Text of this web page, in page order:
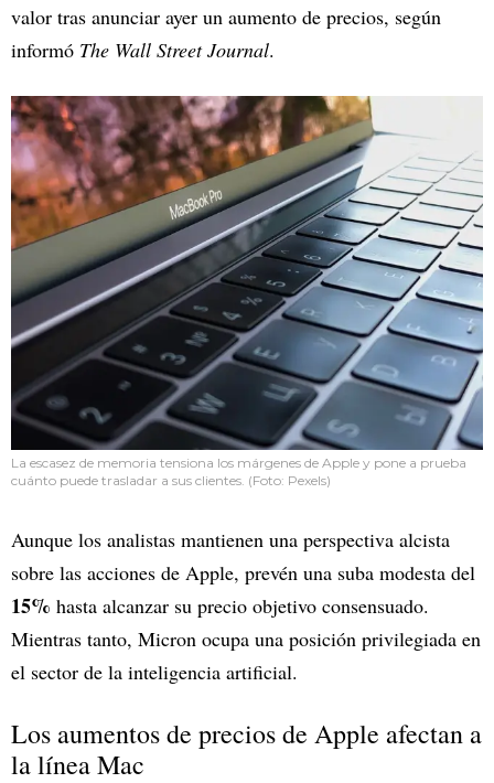
valor tras anunciar ayer un aumento de precios, según
informó The Wall Street Journal.
La escasez de memoria tensiona los márgenes de Apple y pone a prueba
cuánto puede trasladar a sus clientes. (Foto: Pexels)
Aunque los analistas mantienen una perspectiva alcista
sobre las acciones de Apple, prevén una suba modesta del
15% hasta alcanzar su precio objetivo consensuado.
Mientras tanto, Micron ocupa una posición privilegiada en
el sector de la inteligencia artificial.
Los aumentos de precios de Apple afectan a
la línea Mac